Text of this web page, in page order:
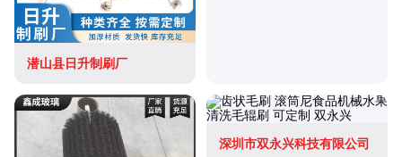
潜山县日升制刷厂
深圳市双永兴科技有限公司